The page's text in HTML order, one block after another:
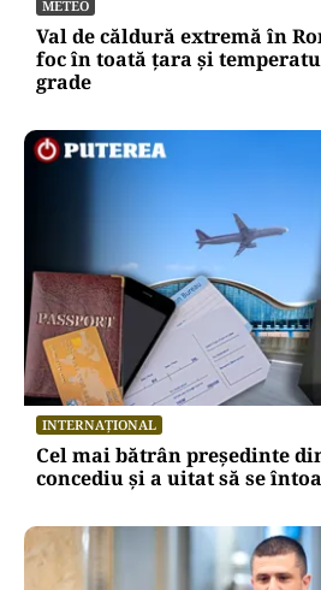
METEO
Val de căldură extremă în
foc în toată țara și
grade
INTERNAȚIONAL
Cel mai bătrân președinte
concediu și a uitat să se